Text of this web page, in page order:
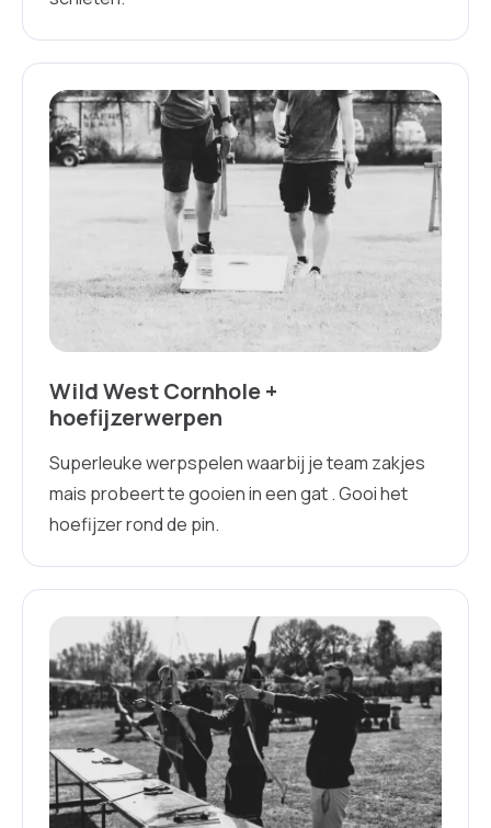
Wild West Cornhole +
hoefijzerwerpen
Superleuke werpspelen waarbij je team zakjes
mais probeert te gooien in een gat . Gooi het
hoefijzer rond de pin.